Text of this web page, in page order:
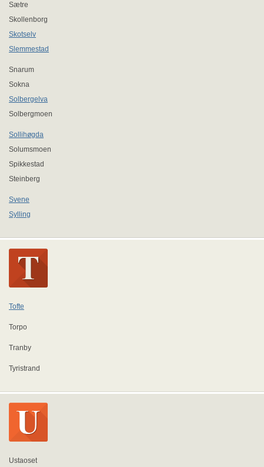
Sætre
Skollenborg
Skotselv
Slemmestad
Snarum
Sokna
Solbergelva
Solbergmoen
Sollihøgda
Solumsmoen
Spikkestad
Steinberg
Svene
Sylling
Tofte
Torpo
Tranby
Tyristrand
Ustaoset